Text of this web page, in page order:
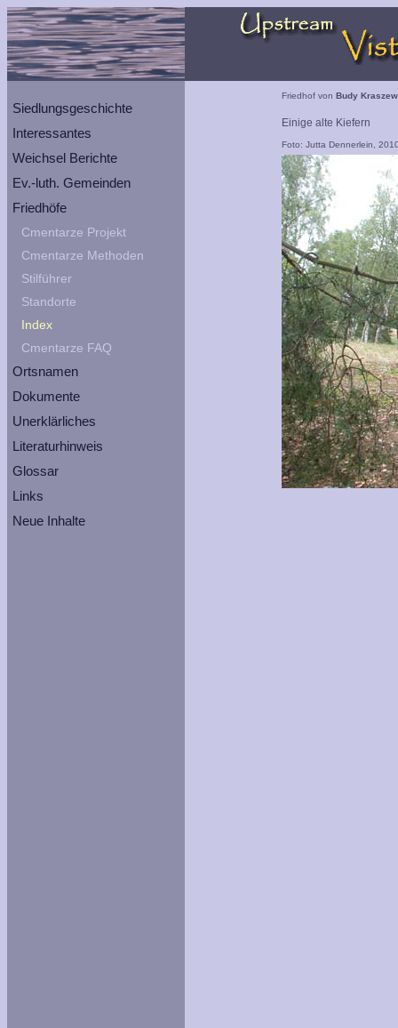
Siedlungsgeschichte
Interessantes
Weichsel Berichte
Ev.-luth. Gemeinden
Friedhöfe
Cmentarze Projekt
Cmentarze Methoden
Stilführer
Standorte
Index
Cmentarze FAQ
Ortsnamen
Dokumente
Unerklärliches
Literaturhinweis
Glossar
Links
Neue Inhalte
Friedhof von Budy
Einige alte Kiefern
Foto: Jutta Dennerlein,